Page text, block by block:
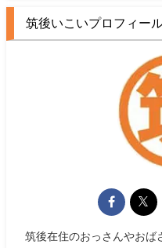
筑後いこいプロフィー
筑後在住のおっさんやおば